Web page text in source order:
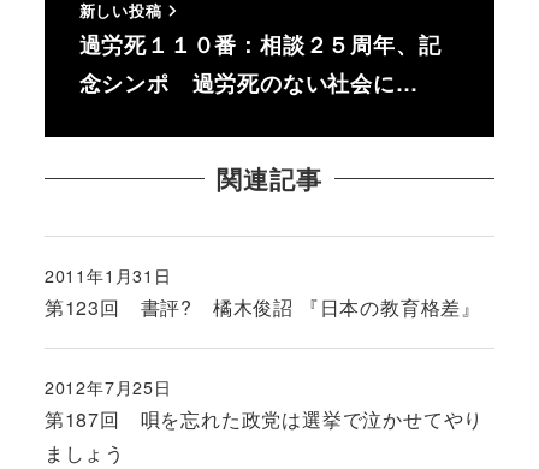
新しい投稿
過労死１１０番：相談２５周年、記
念シンポ 過労死のない社会に…
関連記事
第123回 書評? 橘木俊詔 『日本の教育格差』
投稿日
2011年1月31日
第187回 唄を忘れた政党は選挙で泣かせてやり
ましょう
投稿日
2012年7月25日